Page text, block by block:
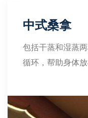
中式桑拿
包括干蒸和湿蒸
循环，帮助身体放